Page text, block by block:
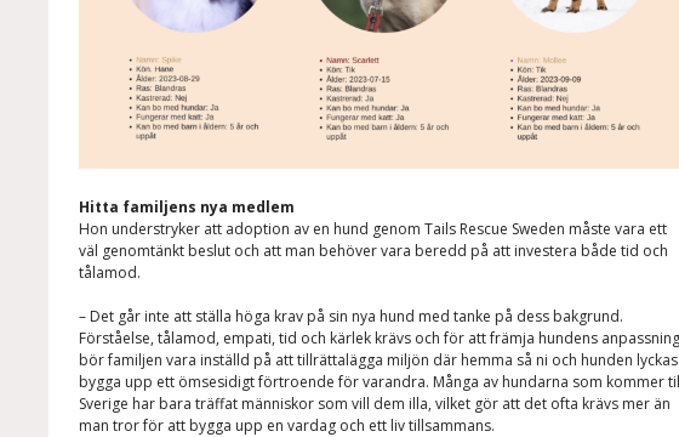
Hitta familjens nya medlem
Hon understryker att adoption av en hund genom Tails Rescue Sweden måste vara ett
väl genomtänkt beslut och att man behöver vara beredd på att investera både tid och
tålamod.
– Det går inte att ställa höga krav på sin nya hund med tanke på dess bakgrund.
Förståelse, tålamod, empati, tid och kärlek krävs och för att främja hundens anpassning
bör familjen vara inställd på att tillrättalägga miljön där hemma så ni och hunden lyckas
bygga upp ett ömsesidigt förtroende för varandra. Många av hundarna som kommer
Sverige har bara träffat människor som vill dem illa, vilket gör att det ofta krävs mer än
man tror för att bygga upp en vardag och ett liv tillsammans.